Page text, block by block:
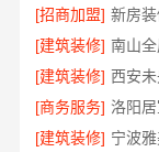
[招商加盟]
[建筑装修] 南山
[建筑装修] 西安
[商务服务] 洛阳
[建筑装修] 宁波